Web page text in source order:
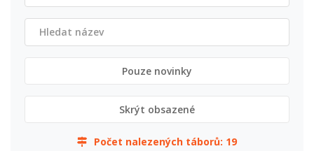
Pouze novinky
Skrýt obsazené
Počet nalezených táborů: 19